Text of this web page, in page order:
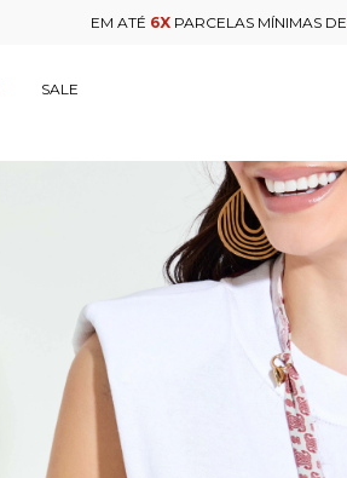
EM ATÉ 6XPARCELAS MÍNIMAS DE
SALE